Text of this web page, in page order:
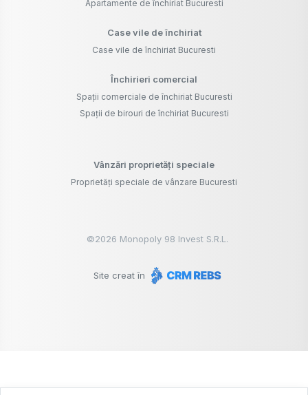
Apartamente de închiriat Bucuresti
Case vile de închiriat
Case vile de închiriat Bucuresti
Închirieri comercial
Spații comerciale de închiriat Bucuresti
Spații de birouri de închiriat Bucuresti
Vânzări proprietăți speciale
Proprietăți speciale de vânzare Bucuresti
©2026 Monopoly 98 Invest S.R.L.
Site creat în